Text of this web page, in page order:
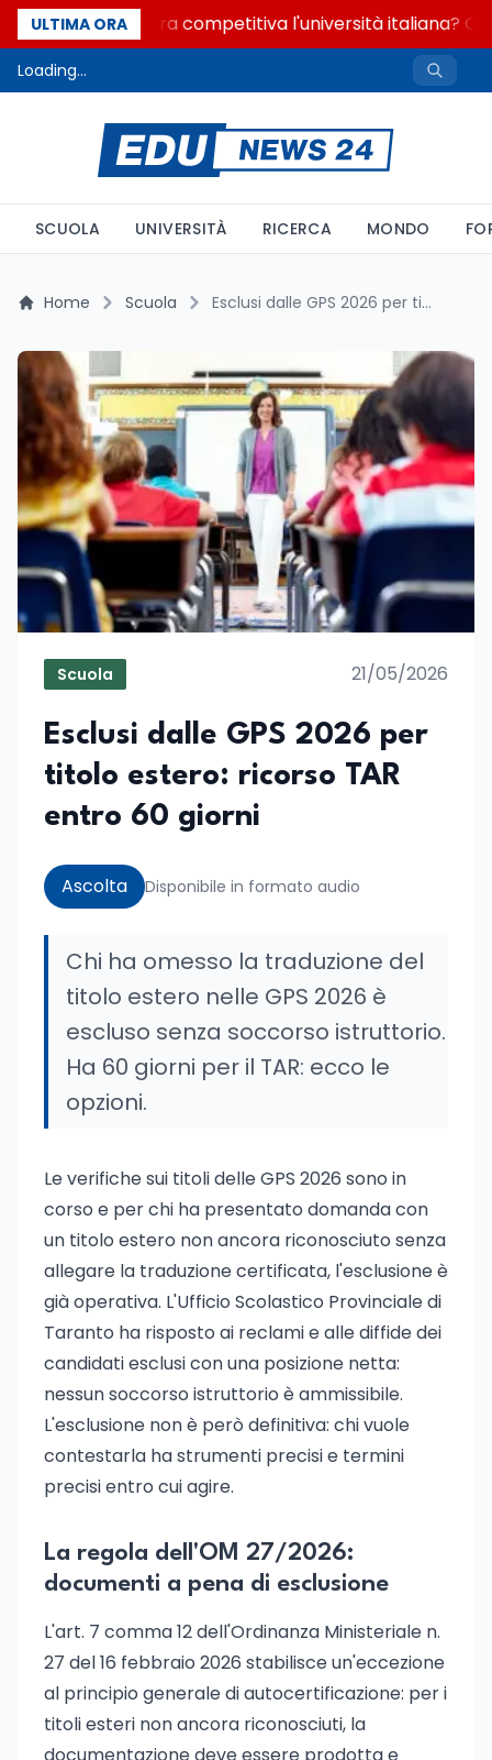
ULTIMA ORA
Quanto è ancora competitiva l'università italiana?
Loading...
SCUOLA UNIVERSITÀ RICERCA MONDO
Home Scuola Esclusi dalle GPS 2026 per titolo estero: ricorso TAR entro 60 giorni
Scuola 21/05/2026
Esclusi dalle GPS 2026 per
titolo estero: ricorso TAR
entro 60 giorni
Ascolta Disponibile in formato audio
Chi ha omesso la traduzione del
titolo estero nelle GPS 2026 è
escluso senza soccorso istruttorio.
Ha 60 giorni per il TAR: ecco le
opzioni.
Le verifiche sui titoli delle GPS 2026 sono in
corso e per chi ha presentato domanda con
un titolo estero non ancora riconosciuto senza
allegare la traduzione certificata, l'esclusione è
già operativa. L'Ufficio Scolastico Provinciale di
Taranto ha risposto ai reclami e alle diffide dei
candidati esclusi con una posizione netta:
nessun soccorso istruttorio è ammissibile.
L'esclusione non è però definitiva: chi vuole
contestarla ha strumenti precisi e termini
precisi entro cui agire.
La regola dell'OM 27/2026:
documenti a pena di esclusione
L'art. 7 comma 12 dell'Ordinanza Ministeriale n.
27 del 16 febbraio 2026 stabilisce un'eccezione
al principio generale di autocertificazione: per i
titoli esteri non ancora riconosciuti, la